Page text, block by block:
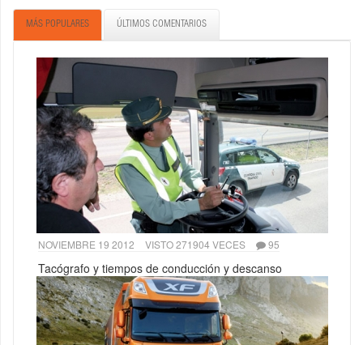
MÁS POPULARES ÚLTIMOS COMENTARIOS
NOVIEMBRE 19 2012 VISTO 271904 VECES 95
Tacógrafo y tiempos de conducción y descanso